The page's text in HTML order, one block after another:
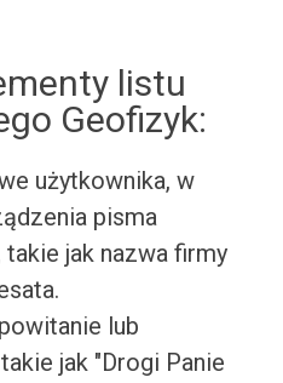
listu
Geofizyk:
użytkownika, w
pisma
takie jak nazwa firmy
lub
jak "Drogi Panie